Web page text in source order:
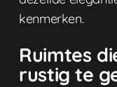
kenmerken.
Ruimtes
rustig te